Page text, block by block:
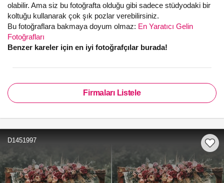
olabilir. Ama siz bu fotoğrafta olduğu gibi sadece stüdyodaki bir
koltuğu kullanarak çok şık pozlar verebilirsiniz.
Bu fotoğraflara bakmaya doyum olmaz: En Yaratıcı Gelin
Fotoğrafları
Benzer kareler için en iyi fotoğrafçılar burada!
Firmaları Listele
D1451997